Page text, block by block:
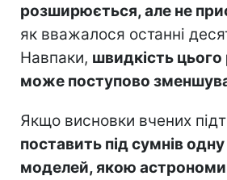
розширюється, але не
як вважалося останні
Навпаки, швидкість
може поступово
Якщо висновки вчених
поставить під сумнів
моделей, якою астрономи